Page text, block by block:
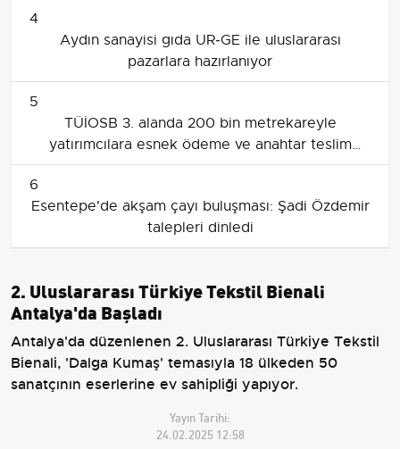
4
Aydın sanayisi gıda UR‑GE ile uluslararası
pazarlara hazırlanıyor
5
TÜİOSB 3. alanda 200 bin metrekareyle
yatırımcılara esnek ödeme ve anahtar teslim
fırsatı sunuyor
6
Esentepe'de akşam çayı buluşması: Şadi Özdemir
talepleri dinledi
2. Uluslararası Türkiye Tekstil Bienali
Antalya'da Başladı
Antalya'da düzenlenen 2. Uluslararası Türkiye Tekstil
Bienali, 'Dalga Kumaş' temasıyla 18 ülkeden 50
sanatçının eserlerine ev sahipliği yapıyor.
Yayın Tarihi:
24.02.2025 12:58